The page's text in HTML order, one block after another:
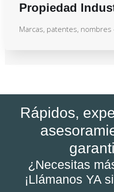
Propiedad
Marcas, patentes, nombres
Rápidos,
¿Necesitas
¡Llámanos YA